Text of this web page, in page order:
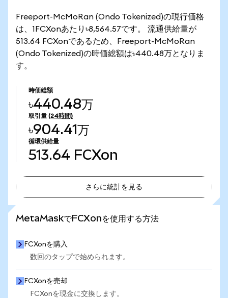
Freeport-McMoRan (Ondo Tokenized)の現行価格
は、1FCXonあたり৳8,564.57です。 流通供給量が
513.64 FCXonであるため、Freeport-McMoRan
(Ondo Tokenized)の時価総額は৳440.48万となりま
す。
時価総額
৳440.48万
取引量 (24時間)
৳904.41万
循環供給量
513.64 FCXon
さらに統計を見る
MetaMaskでFCXonを使用する方法
FCXonを購入
数回のタップで始められます。
FCXonを売却
FCXonを現金に交換します。